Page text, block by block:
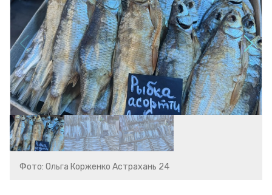
Фото: Ольга Корженко Астрахань 24